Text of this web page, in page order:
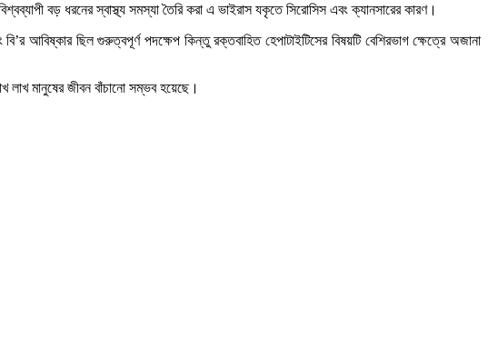
বড় ধরনের স্বাস্থ্য সমস্যা তৈরি করা এ ভাইরাস যকৃতে সিরোসিস এবং ক্যানসারের কারণ।
আবিষ্কার ছিল গুরুত্বপূর্ণ পদক্ষেপ কিন্তু রক্তবাহিত হেপাটাইটিসের বিষয়টি বেশিরভাগ ক্ষেত্রে অজানা
লাখ মানুষের জীবন বাঁচানো সম্ভব হয়েছে।